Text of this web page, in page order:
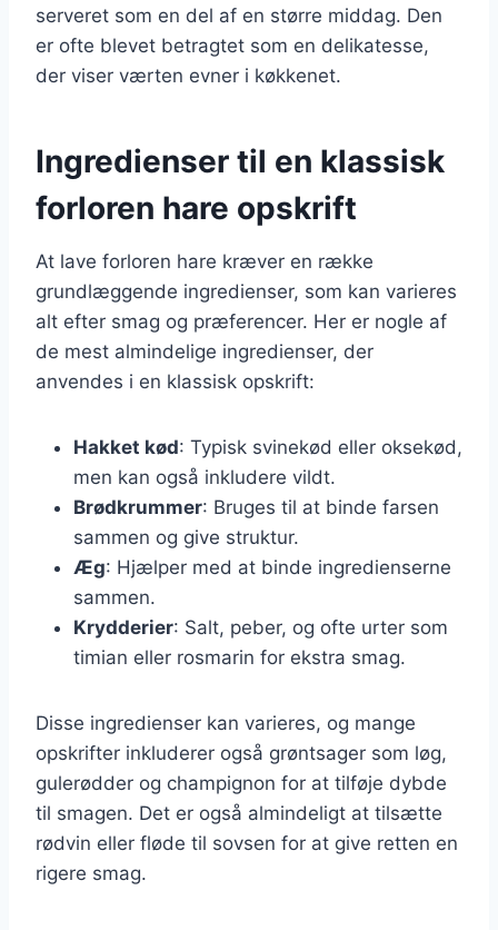
serveret som en del af en større middag. Den
er ofte blevet betragtet som en delikatesse,
der viser værten evner i køkkenet.
Ingredienser til en klassisk
forloren hare opskrift
At lave forloren hare kræver en række
grundlæggende ingredienser, som kan varieres
alt efter smag og præferencer. Her er nogle af
de mest almindelige ingredienser, der
anvendes i en klassisk opskrift:
Hakket kød: Typisk svinekød eller oksekød,
men kan også inkludere vildt.
Brødkrummer: Bruges til at binde farsen
sammen og give struktur.
Æg: Hjælper med at binde ingredienserne
sammen.
Krydderier: Salt, peber, og ofte urter som
timian eller rosmarin for ekstra smag.
Disse ingredienser kan varieres, og mange
opskrifter inkluderer også grøntsager som løg,
gulerødder og champignon for at tilføje dybde
til smagen. Det er også almindeligt at tilsætte
rødvin eller fløde til sovsen for at give retten en
rigere smag.